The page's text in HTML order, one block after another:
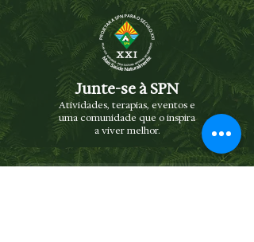
Junte-se à SPN
Atividades, terapias, eventos e
uma comunidade que o inspira
a viver melhor.